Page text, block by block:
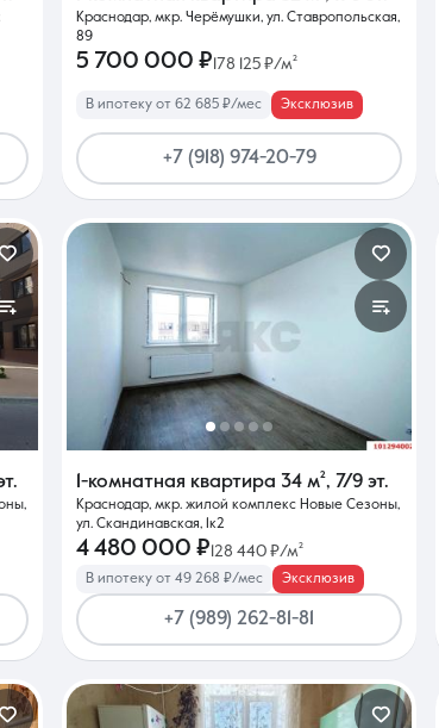
Краснодар, мкр. Черёмушки, ул. Ставропольская,
89
5 700 000 ₽178 125 ₽/м²
В ипотеку от 62 685 ₽/мес Эксклюзив
+7 (918) 974-20-79
1-комнатная квартира 34 м², 7/9 эт.
Краснодар, мкр. жилой комплекс Новые Сезоны,
ул. Скандинавская, 1к2
4 480 000 ₽ 128 440 ₽/м²
В ипотеку от 49 268 ₽/мес Эксклюзив
+7 (989) 262-81-81